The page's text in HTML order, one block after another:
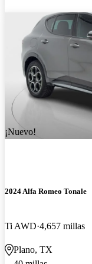
¡Nuevo!
2024 Alfa Romeo Tonale
Ti AWD 4,657 millas
Plano, TX